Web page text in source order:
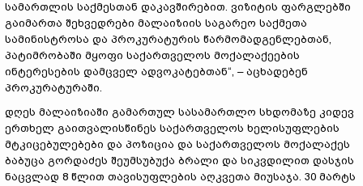
სამართლის საქმესთან დაკავშირებით. ვიზიტის ფარგლებში
გაიმართა შეხვედრები მალაიზიის საგარეო საქმეთა
სამინისტროსა და პროკურატურის წარმომადგენლებთან,
პატიმრობაში მყოფი საქართველოს მოქალაქეების
ინტერესების დამცველ ადვოკატებთან“, – აცხადებენ
პროკურატურაში.
დღეს მალაიზიაში გამართულ სასამართლო სხდომაზე კიდევ
ერთხელ გაითვალისწინეს საქართველოს ხელისუფლების
მტკიცებულებები და პოზიცია და საქართველოს მოქალაქეს
ბაბუცა გორდაძეს შეუმსუბუქა ბრალი და სიკვდილით დასჯის
ნაცვლად 8 წლით თავისუფლების აღკვეთა მიუსაჯა. 30 მარტს